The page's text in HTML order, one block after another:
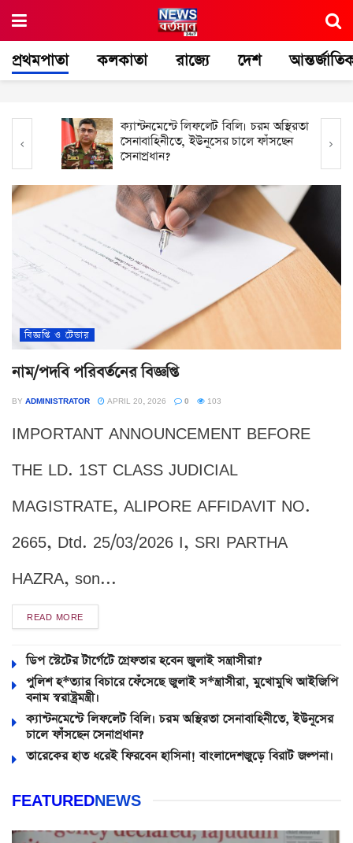
প্রথমপাতা কলকাতা রাজ্যে দেশ
ক্যান্টনমেন্টে লিফলেট বিলি। চরম অস্থিরতা
সেনাবাহিনীতে, ইউনূসের চালে ফাঁসছেন
সেনাপ্রধান?
বিজ্ঞপ্তি ও টেন্ডার
নাম/পদবি পরিবর্তনের বিজ্ঞপ্তি
BY ADMINISTRATOR APRIL 20, 2026 0 103
IMPORTANT ANNOUNCEMENT BEFORE
THE LD. 1ST CLASS JUDICIAL
MAGISTRATE, ALIPORE AFFIDAVIT NO.
2665, Dtd. 25/03/2026 I, SRI PARTHA
HAZRA, son...
READ MORE
ডিপ স্টেটের টার্গেটে গ্রেফতার হবেন জুলাই সন্ত্রাসীরা?
পুলিশ হ*ত্যার বিচারে ফেঁসেছে জুলাই স*ন্ত্রাসীরা, মুখোমুখি আইজিপি
বনাম স্বরাষ্ট্রমন্ত্রী।
ক্যান্টনমেন্টে লিফলেট বিলি। চরম অস্থিরতা সেনাবাহিনীতে, ইউনূসের
চালে ফাঁসছেন সেনাপ্রধান?
তারেকের হাত ধরেই ফিরবেন হাসিনা! বাংলাদেশজুড়ে বিরাট জল্পনা।
FEATUREDNEWS